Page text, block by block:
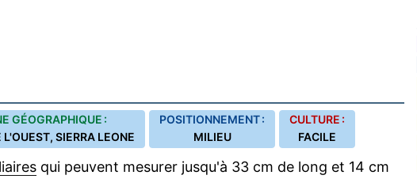
GÉOGRAPHIQUE :
L'OUEST, SIERRA LEONE
POSITIONNEMENT :
MILIEU
CULTURE :
FACILE
qui peuvent mesurer jusqu'à 33 cm de long et 14 cm